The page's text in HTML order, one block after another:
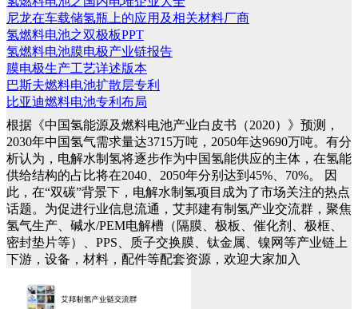
尼龙在车载储氢瓶上的应用及相关材料厂商
氢燃料电池之双极板PPT
氢燃料电池膜电极产业链报告
膜电极生产工艺详述版本
巴斯夫燃料电池扩散层专利
比亚迪燃料电池专利布局
根据《中国氢能源及燃料电池产业白皮书（2020）》预测，
2030年中国氢气需求量达3715万吨，2050年达9690万吨。有分
析认为，电解水制氢将逐步作为中国氢能供应的主体，在氢能
供给结构的占比将在2040、2050年分别达到45%、70%。
因
此，在“双碳”背景下，电解水制氢项目成为了市场关注的热点
话题。为促进行业信息流通，艾邦建有制氢产业交流群，聚焦
氢气生产、碱水/PEM电解槽（隔膜、极板、催化剂、极框、
密封垫片等）、PPS、质子交换膜、钛金属、镍网等产业链上
下游，设备，材料，配件等配套资源，欢迎大家加入